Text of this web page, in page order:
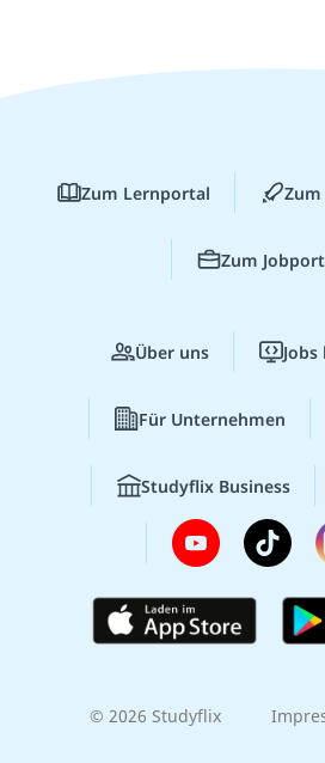
Zum Lernportal
Zum
Über uns
Für Unternehmen
Studyflix Business
© 2026 Studyflix